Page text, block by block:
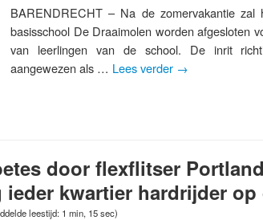
BARENDRECHT – Na de zomervakantie
basisschool De Draaimolen worden afgesloten
van leerlingen van de school. De inrit
aangewezen als … Lees verder →
door flexflitser
ieder kwartier hardrijder op
leestijd: 1 min, 15 sec)